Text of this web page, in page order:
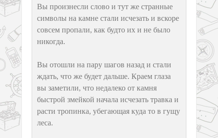
Вы произнесли слово и тут же странные
символы на камне стали исчезать и вскоре
совсем пропали, как будто их и не было
никогда.
Вы отошли на пару шагов назад и стали
ждать, что же будет дальше. Краем глаза
вы заметили, что недалеко от камня
быстрой змейкой начала исчезать травка и
расти тропинка, убегающая куда то в гущу
леса.